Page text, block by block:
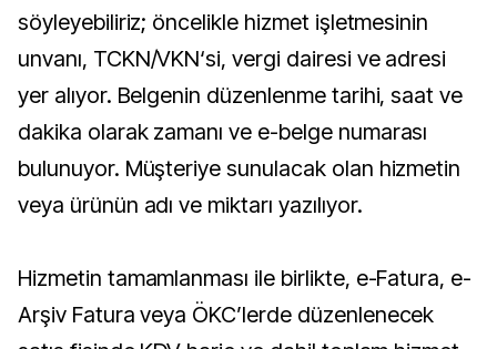
söyleyebiliriz; öncelikle hizmet işletmesinin
unvanı, TCKN/VKN‘si, vergi dairesi ve adresi
yer alıyor. Belgenin düzenlenme tarihi, saat ve
dakika olarak zamanı ve e-belge numarası
bulunuyor. Müşteriye sunulacak olan hizmetin
veya ürünün adı ve miktarı yazılıyor.
Hizmetin tamamlanması ile birlikte, e-Fatura, e-
Arşiv Fatura veya ÖKC’lerde düzenlenecek